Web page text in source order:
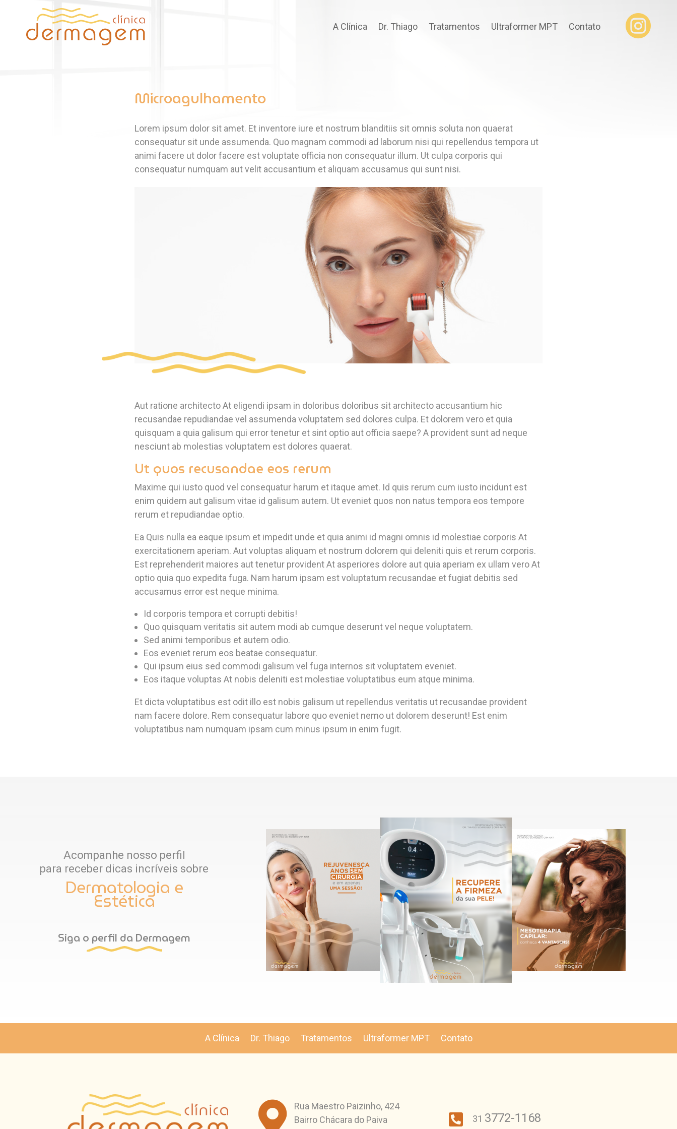
A Clínica Dr. Thiago Tratamentos Ultraformer MPT Contato 
Microagulhamento
Lorem ipsum dolor sit amet. Et inventore iure et nostrum blanditiis sit omnis soluta non quaerat
consequatur sit unde assumenda. Quo magnam commodi ad laborum nisi qui repellendus tempora ut
animi facere ut dolor facere est voluptate officia non consequatur illum. Ut culpa corporis qui
consequatur numquam aut velit accusantium et aliquam accusamus qui sunt nisi.
Aut ratione architecto At eligendi ipsam in doloribus doloribus sit architecto accusantium hic
recusandae repudiandae vel assumenda voluptatem sed dolores culpa. Et dolorem vero et quia
quisquam a quia galisum qui error tenetur et sint optio aut officia saepe? A provident sunt ad neque
nesciunt ab molestias voluptatem est dolores quaerat.
Ut quos recusandae eos rerum
Maxime qui iusto quod vel consequatur harum et itaque amet. Id quis rerum cum iusto incidunt est
enim quidem aut galisum vitae id galisum autem. Ut eveniet quos non natus tempora eos tempore
rerum et repudiandae optio.
Ea Quis nulla ea eaque ipsum et impedit unde et quia animi id magni omnis id molestiae corporis At
exercitationem aperiam. Aut voluptas aliquam et nostrum dolorem qui deleniti quis et rerum corporis.
Est reprehenderit maiores aut tenetur provident At asperiores dolore aut quia aperiam ex ullam vero At
optio quia quo expedita fuga. Nam harum ipsam est voluptatum recusandae et fugiat debitis sed
accusamus error est neque minima.
Id corporis tempora et corrupti debitis!
Quo quisquam veritatis sit autem modi ab cumque deserunt vel neque voluptatem.
Sed animi temporibus et autem odio.
Eos eveniet rerum eos beatae consequatur.
Qui ipsum eius sed commodi galisum vel fuga internos sit voluptatem eveniet.
Eos itaque voluptas At nobis deleniti est molestiae voluptatibus eum atque minima.
Et dicta voluptatibus est odit illo est nobis galisum ut repellendus veritatis ut recusandae provident
nam facere dolore. Rem consequatur labore quo eveniet nemo ut dolorem deserunt! Est enim
voluptatibus nam numquam ipsam cum minus ipsum in enim fugit.
Acompanhe nosso perfil
para receber dicas incríveis sobre
Dermatologia e
Estética
Siga o perfil da Dermagem
A Clínica Dr. Thiago Tratamentos Ultraformer MPT Contato

Rua Maestro Paizinho, 424
Bairro Chácara do Paiva
 31 3772-1168